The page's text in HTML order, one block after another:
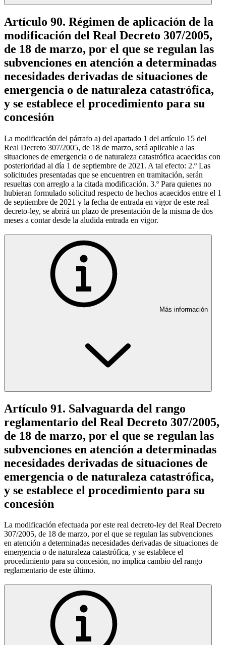
Artículo 90. Régimen de aplicación de la
modificación del Real Decreto 307/2005,
de 18 de marzo, por el que se regulan las
subvenciones en atención a determinadas
necesidades derivadas de situaciones de
emergencia o de naturaleza catastrófica,
y se establece el procedimiento para su
concesión
La modificación del párrafo a) del apartado 1 del artículo 15 del
Real Decreto 307/2005, de 18 de marzo, será aplicable a las
situaciones de emergencia o de naturaleza catastrófica acaecidas con
posterioridad al día 1 de septiembre de 2021. A tal efecto: 2.º Las
solicitudes presentadas que se encuentren en tramitación, serán
resueltas con arreglo a la citada modificación. 3.º Para quienes no
hubieran formulado solicitud respecto de hechos acaecidos entre el 1
de septiembre de 2021 y la fecha de entrada en vigor de este real
decreto-ley, se abrirá un plazo de presentación de la misma de dos
meses a contar desde la aludida entrada en vigor.
Más información
Artículo 91. Salvaguarda del rango
reglamentario del Real Decreto 307/2005,
de 18 de marzo, por el que se regulan las
subvenciones en atención a determinadas
necesidades derivadas de situaciones de
emergencia o de naturaleza catastrófica,
y se establece el procedimiento para su
concesión
La modificación efectuada por este real decreto-ley del Real Decreto
307/2005, de 18 de marzo, por el que se regulan las subvenciones
en atención a determinadas necesidades derivadas de situaciones de
emergencia o de naturaleza catastrófica, y se establece el
procedimiento para su concesión, no implica cambio del rango
reglamentario de este último.